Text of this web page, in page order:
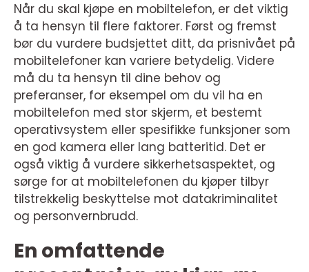
Når du skal kjøpe en mobiltelefon, er det viktig
å ta hensyn til flere faktorer. Først og fremst
bør du vurdere budsjettet ditt, da prisnivået på
mobiltelefoner kan variere betydelig. Videre
må du ta hensyn til dine behov og
preferanser, for eksempel om du vil ha en
mobiltelefon med stor skjerm, et bestemt
operativsystem eller spesifikke funksjoner som
en god kamera eller lang batteritid. Det er
også viktig å vurdere sikkerhetsaspektet, og
sørge for at mobiltelefonen du kjøper tilbyr
tilstrekkelig beskyttelse mot datakriminalitet
og personvernbrudd.
En omfattende